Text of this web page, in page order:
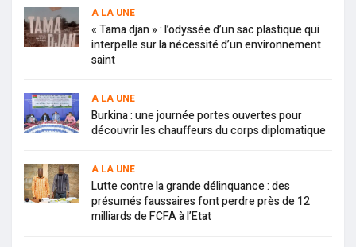
A LA UNE
« Tama djan » : l’odyssée d’un sac plastique qui
interpelle sur la nécessité d’un environnement
saint
A LA UNE
Burkina : une journée portes ouvertes pour
découvrir les chauffeurs du corps diplomatique
A LA UNE
Lutte contre la grande délinquance : des
présumés faussaires font perdre près de 12
milliards de FCFA à l’Etat